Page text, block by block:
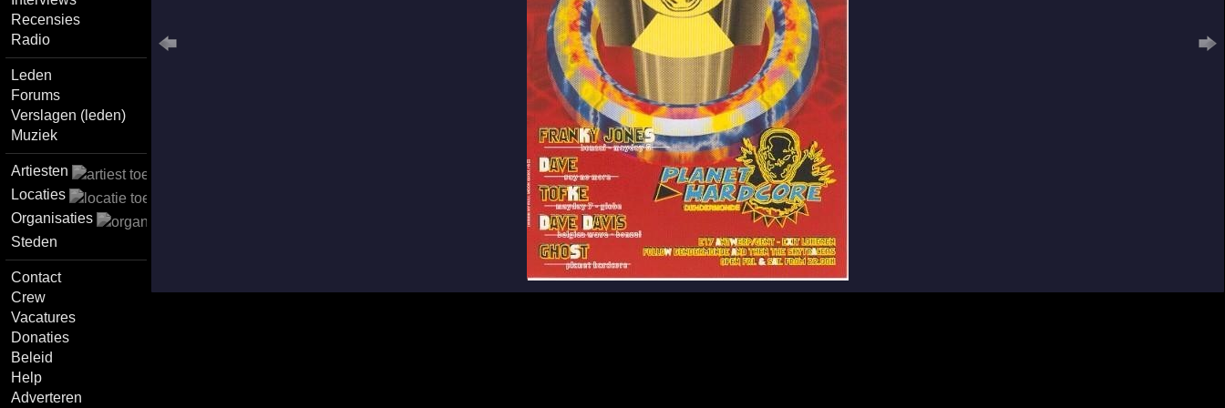
Recensies
Radio
Leden
Forums
Verslagen (leden)
Muziek
Artiesten
Locaties
Organisaties
Steden
Contact
Crew
Vacatures
Donaties
Beleid
Help
Adverteren